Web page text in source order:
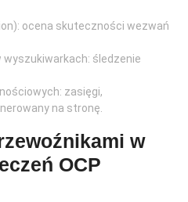
ocena skuteczności wezwań
śledzenie
zasięgi,
na stronę.
w
OCP